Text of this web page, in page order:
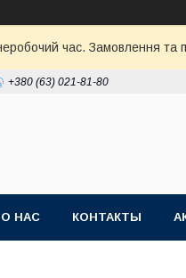
час. Замовлення
+380 (63) 021-81-80
О НАС КОНТАКТЫ